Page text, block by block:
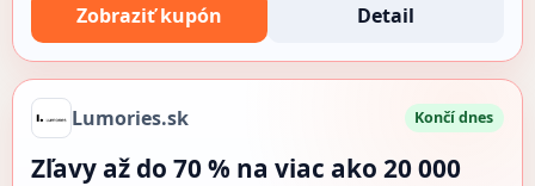
Zobraziť kupón Detail
Lumories.sk Končí dnes
Zľavy až do 70 % na viac ako 20 000